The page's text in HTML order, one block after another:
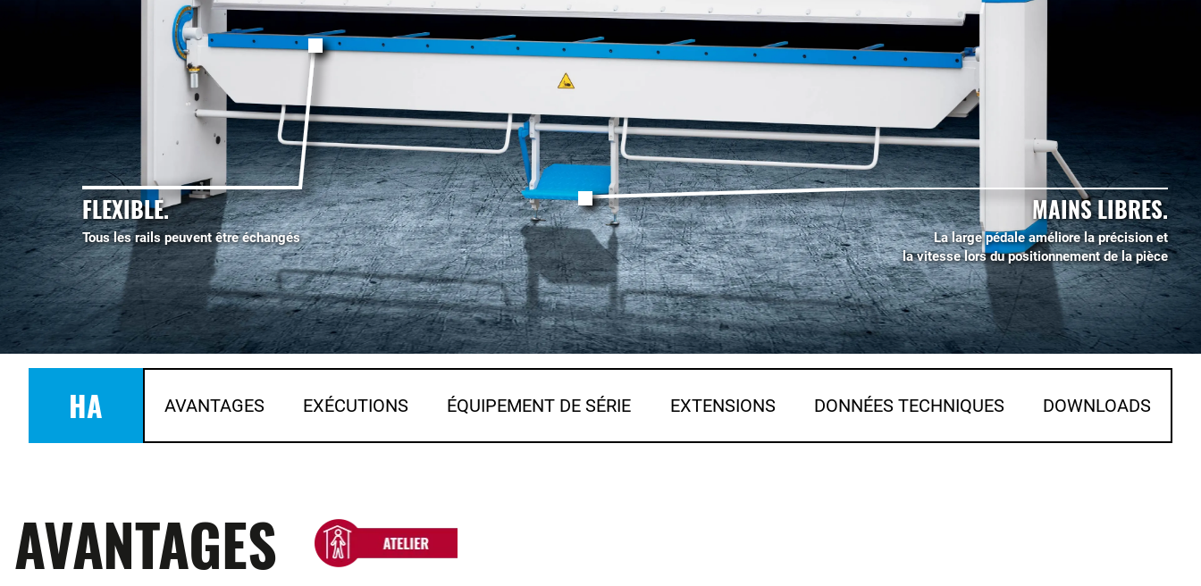
FLEXIBLE.
Tous les rails peuvent être échangés
MAINS LIBRES.
La large pédale améliore la précision et
la vitesse lors du positionnement de la pièce
HA AVANTAGES EXÉCUTIONS ÉQUIPEMENT DE SÉRIE EXTENSIONS DONNÉES TECHNIQUES DOWNLOADS
AVANTAGES